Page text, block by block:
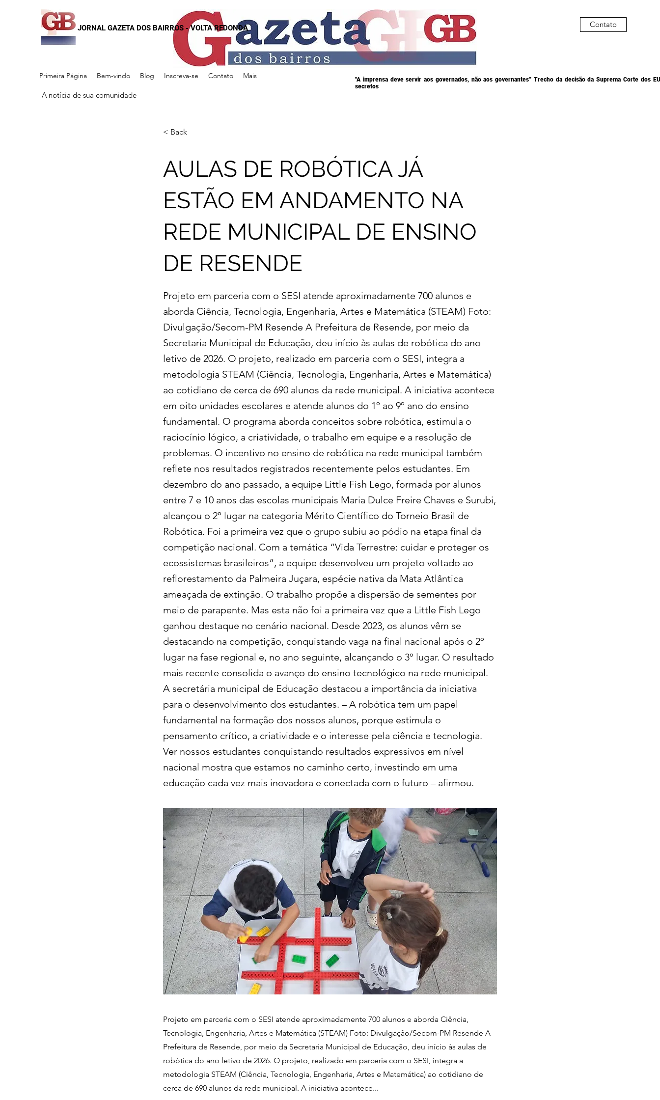
JORNAL GAZETA DOS BAIRROS - VOLTA REDONDA
Primeira Página Bem-vindo Blog Inscreva-se Contato Mais
A notícia de sua comunidade
"A imprensa deve servir aos governados, não aos governantes” Trecho da decisão da Suprema Corte dos
secretos
Contato
< Back
AULAS DE ROBÓTICA JÁ
ESTÃO EM ANDAMENTO NA
REDE MUNICIPAL DE ENSINO
DE RESENDE
Projeto em parceria com o SESI atende aproximadamente 700 alunos e
aborda Ciência, Tecnologia, Engenharia, Artes e Matemática (STEAM) Foto:
Divulgação/Secom-PM Resende A Prefeitura de Resende, por meio da
Secretaria Municipal de Educação, deu início às aulas de robótica do ano
letivo de 2026. O projeto, realizado em parceria com o SESI, integra a
metodologia STEAM (Ciência, Tecnologia, Engenharia, Artes e Matemática)
ao cotidiano de cerca de 690 alunos da rede municipal. A iniciativa acontece
em oito unidades escolares e atende alunos do 1º ao 9º ano do ensino
fundamental. O programa aborda conceitos sobre robótica, estimula o
raciocínio lógico, a criatividade, o trabalho em equipe e a resolução de
problemas. O incentivo no ensino de robótica na rede municipal também
reflete nos resultados registrados recentemente pelos estudantes. Em
dezembro do ano passado, a equipe Little Fish Lego, formada por alunos
entre 7 e 10 anos das escolas municipais Maria Dulce Freire Chaves e Surubi,
alcançou o 2º lugar na categoria Mérito Científico do Torneio Brasil de
Robótica. Foi a primeira vez que o grupo subiu ao pódio na etapa final da
competição nacional. Com a temática “Vida Terrestre: cuidar e proteger os
ecossistemas brasileiros”, a equipe desenvolveu um projeto voltado ao
reflorestamento da Palmeira Juçara, espécie nativa da Mata Atlântica
ameaçada de extinção. O trabalho propõe a dispersão de sementes por
meio de parapente. Mas esta não foi a primeira vez que a Little Fish Lego
ganhou destaque no cenário nacional. Desde 2023, os alunos vêm se
destacando na competição, conquistando vaga na final nacional após o 2º
lugar na fase regional e, no ano seguinte, alcançando o 3º lugar. O resultado
mais recente consolida o avanço do ensino tecnológico na rede municipal.
A secretária municipal de Educação destacou a importância da iniciativa
para o desenvolvimento dos estudantes. – A robótica tem um papel
fundamental na formação dos nossos alunos, porque estimula o
pensamento crítico, a criatividade e o interesse pela ciência e tecnologia.
Ver nossos estudantes conquistando resultados expressivos em nível
nacional mostra que estamos no caminho certo, investindo em uma
educação cada vez mais inovadora e conectada com o futuro – afirmou.
Projeto em parceria com o SESI atende aproximadamente 700 alunos e aborda Ciência,
Tecnologia, Engenharia, Artes e Matemática (STEAM) Foto: Divulgação/Secom-PM Resende A
Prefeitura de Resende, por meio da Secretaria Municipal de Educação, deu início às aulas de
robótica do ano letivo de 2026. O projeto, realizado em parceria com o SESI, integra a
metodologia STEAM (Ciência, Tecnologia, Engenharia, Artes e Matemática) ao cotidiano de
cerca de 690 alunos da rede municipal. A iniciativa acontece...